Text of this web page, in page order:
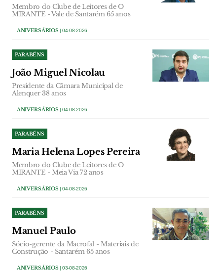
Membro do Clube de Leitores de O
MIRANTE - Vale de Santarém 65 anos
ANIVERSÁRIOS| 04-08-2026
PARABÉNS
João Miguel Nicolau
Presidente da Câmara Municipal de
Alenquer 38 anos
ANIVERSÁRIOS| 04-08-2026
PARABÉNS
Maria Helena Lopes Pereira
Membro do Clube de Leitores de O
MIRANTE - Meia Via 72 anos
ANIVERSÁRIOS| 04-08-2026
PARABÉNS
Manuel Paulo
Sócio-gerente da Macrofal - Materiais de
Construção - Santarém 65 anos
ANIVERSÁRIOS| 03-08-2026